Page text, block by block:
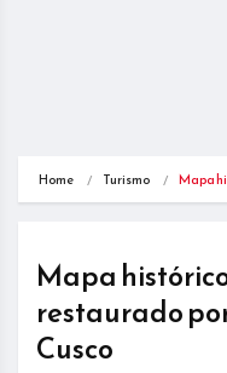
Home Turismo Mapa
Mapa
restaurado
Cusco